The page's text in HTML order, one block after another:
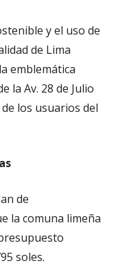
y el uso de
de Lima
emblemática
la Av. 28 de Julio
los usuarios del
de
la comuna limeña
soles.